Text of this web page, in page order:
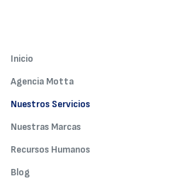
Inicio
Agencia Motta
Nuestros Servicios
Nuestras Marcas
Recursos Humanos
Blog